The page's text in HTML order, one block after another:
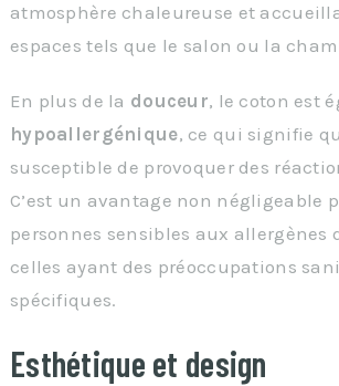
atmosphère chaleureuse et
espaces tels que le salon ou la
En plus de la douceur, le coton est
hypoallergénique, ce qui signifie
susceptible de provoquer des
C’est un avantage non négligeable
personnes sensibles aux allergènes
celles ayant des préoccupations
spécifiques.
Esthétique et design